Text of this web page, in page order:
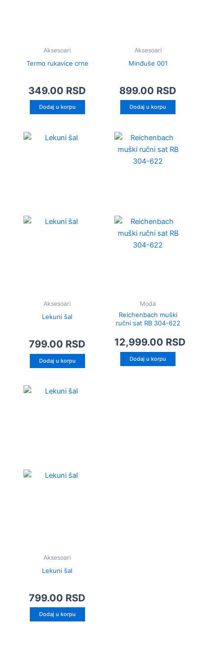
Aksesoari
Termo rukavice crne
349.00 RSD
Dodaj u korpu
Aksesoari
Minđuše 001
899.00 RSD
Dodaj u korpu
Aksesoari
Lekuni šal
799.00 RSD
Dodaj u korpu
Moda
Reichenbach muški
ručni sat RB 304-622
12,999.00 RSD
Dodaj u korpu
Aksesoari
Lekuni šal
799.00 RSD
Dodaj u korpu